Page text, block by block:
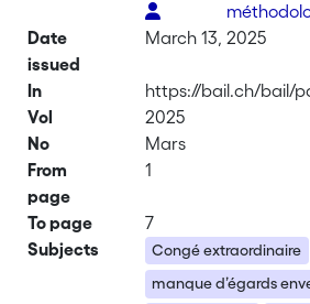
Date
issued
March 13, 2025
In
https://bail.ch/bail/
Vol
2025
No
Mars
From
page
1
To page
7
Subjects
Congé extraordinaire
manque d’égards